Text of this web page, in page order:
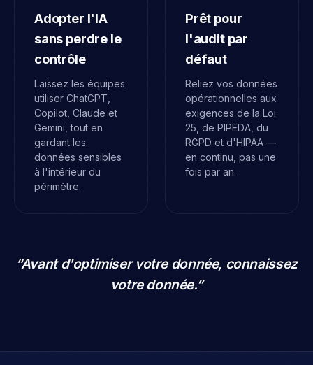
Adopter l'IA
sans perdre le
contrôle
Laissez les équipes
utiliser ChatGPT,
Copilot, Claude et
Gemini, tout en
gardant les
données sensibles
à l'intérieur du
périmètre.
Prêt pour
l'audit par
défaut
Reliez vos données
opérationnelles aux
exigences de la Loi
25, de PIPEDA, du
RGPD et d'HIPAA —
en continu, pas une
fois par an.
“Avant d'optimiser votre donnée, connaissez
votre donnée. ”